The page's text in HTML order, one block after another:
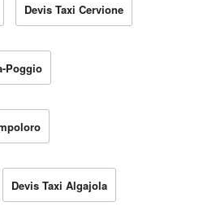
Devis Taxi Cervione
Poggio
Devis Taxi Algajola